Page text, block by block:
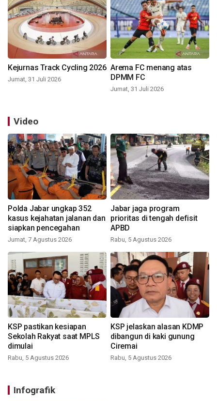
Kejurnas Track Cycling 2026
Jumat, 31 Juli 2026
Arema FC menang atas
DPMM FC
Jumat, 31 Juli 2026
Video
Polda Jabar ungkap 352
kasus kejahatan jalanan dan
siapkan pencegahan
Jumat, 7 Agustus 2026
Jabar jaga program
prioritas di tengah defisit
APBD
Rabu, 5 Agustus 2026
KSP pastikan kesiapan
Sekolah Rakyat saat MPLS
dimulai
Rabu, 5 Agustus 2026
KSP jelaskan alasan KDMP
dibangun di kaki gunung
Ciremai
Rabu, 5 Agustus 2026
Infografik